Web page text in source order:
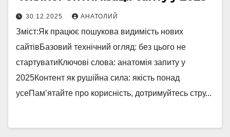
30.12.2025 АНАТОЛИЙ
Зміст:Як працює пошукова видимість нових
сайтівБазовий технічний огляд: без цього не
стартуватиКлючові слова: анатомія запиту у
2025Контент як рушійна сила: якість понад
усеПам’ятайте про корисність, дотримуйтесь стру...